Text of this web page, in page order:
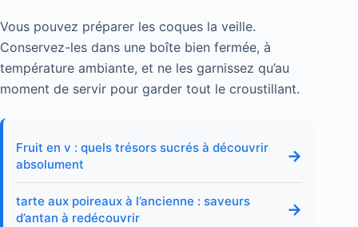
Vous pouvez préparer les coques la veille.
Conservez-les dans une boîte bien fermée, à
température ambiante, et ne les garnissez qu’au
moment de servir pour garder tout le croustillant.
Fruit en v : quels trésors sucrés à découvrir
absolument
→
tarte aux poireaux à l’ancienne : saveurs
d’antan à redécouvrir
→